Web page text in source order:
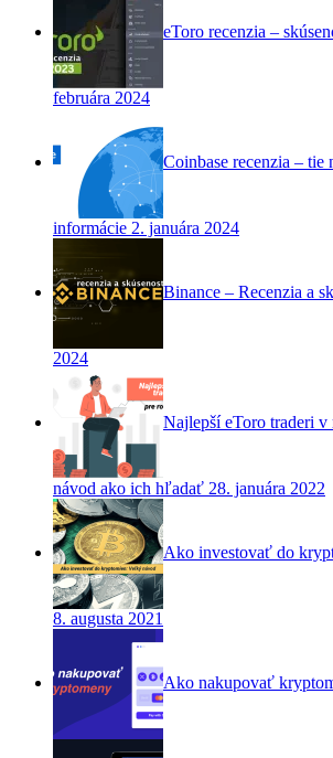
eToro recenzia –
februára 2024
Coinbase recenzia – tie
informácie 2. januára 2024
Binance – Recenzia a
2024
Najlepší eToro traderi
návod ako ich hľadať 28. januára 2022
Ako investovať do
8. augusta 2021
Ako nakupovať